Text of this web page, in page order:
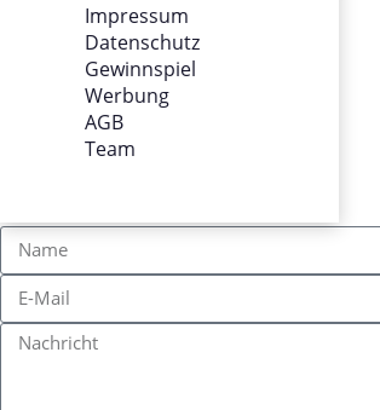
Impressum
Datenschutz
Gewinnspiel
Werbung
AGB
Team